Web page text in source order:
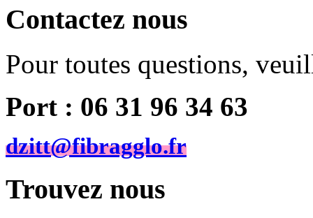
Contactez nous
Pour toutes questions,
Port : 06 31 96 34 63
dzitt@fibragglo.fr
Trouvez nous